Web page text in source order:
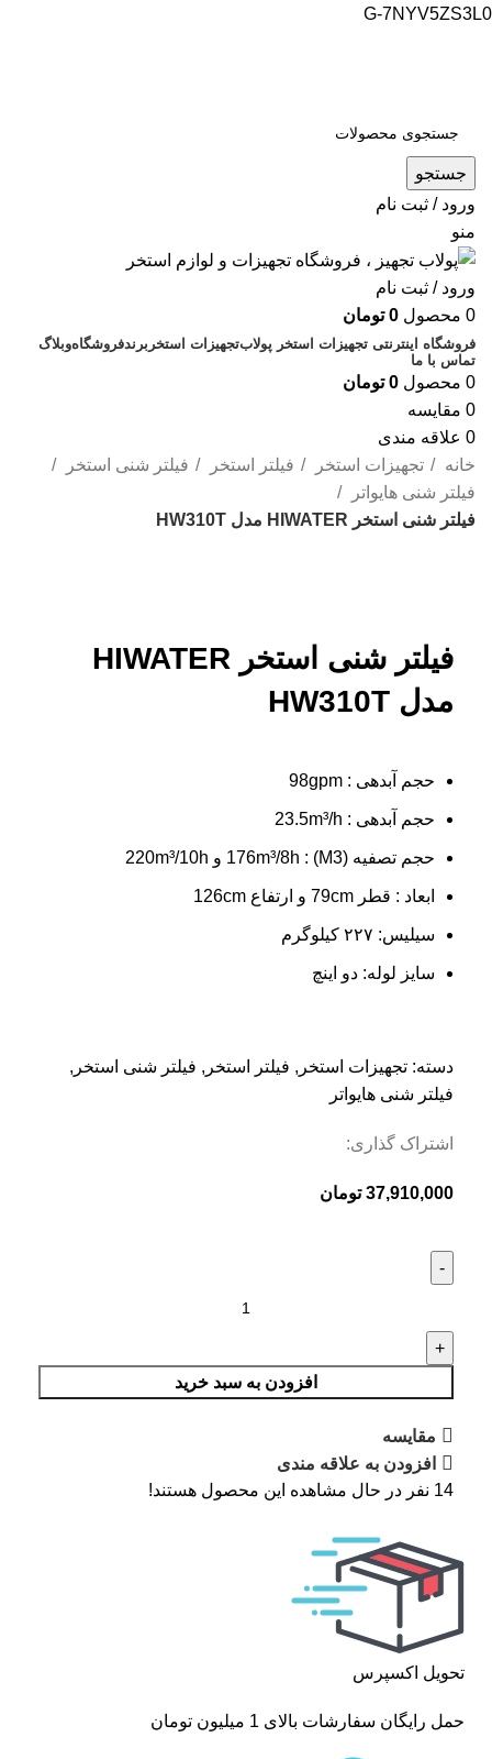
G-7NYV5ZS3L0
جستجو
ورود / ثبت نام
منو
ورود / ثبت نام
0 محصول 0 تومان
فروشگاه اینترنتی تجهیزات استخر پولابتجهیزات استخر برندفروشگاهوبلاگ
تماس با ما
0 محصول 0 تومان
0 مقایسه
0 علاقه مندی
خانه
تجهیزات استخر فیلتر استخر
فیلتر شنی استخر
فیلتر شنی هایواتر
فیلتر شنی استخر HIWATER مدل HW310T
فیلتر شنی استخر HIWATER
مدل HW310T
حجم آبدهی : 98gpm
حجم آبدهی : 23.5m³/h
حجم تصفیه (M3) : 176m³/8h و 220m³/10h
ابعاد : قطر 79cm و ارتفاع 126cm
سیلیس: ۲۲۷ کیلوگرم
سایز لوله: دو اینچ
دسته: تجهیزات استخر , فیلتر استخر , فیلتر شنی استخر ,
فیلتر شنی هایواتر
اشتراک گذاری:
37,910,000 تومان
افزودن به سبد خرید
مقایسه
افزودن به علاقه مندی
14 نفر در حال مشاهده این محصول هستند!
تحویل اکسپرس
حمل رایگان سفارشات بالای 1 میلیون تومان